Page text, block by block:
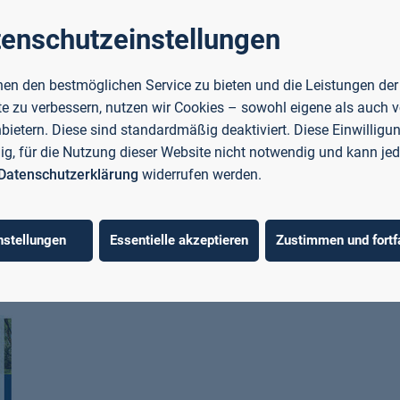
reduziert und auch diese Ausgabe wieder
aus verantwortungsvollen Quellen verwendet.
bestätigt die Stiftung Unternehmen Wald,
gepflanzt werden. AQ Green TeC bestätigt, dass die
durch CO₂ vollständig kompensiert wurde.
den bestmöglichen Service zu bieten und die Leistungen der
zu verbessern, nutzen wir Cookies – sowohl eigene als auch
Diese sind standardmäßig deaktiviert. Diese
für die Nutzung dieser Website nicht notwendig und kann
Datenschutzerklärung widerrufen werden.
Essentielle akzeptieren Zustimmen und